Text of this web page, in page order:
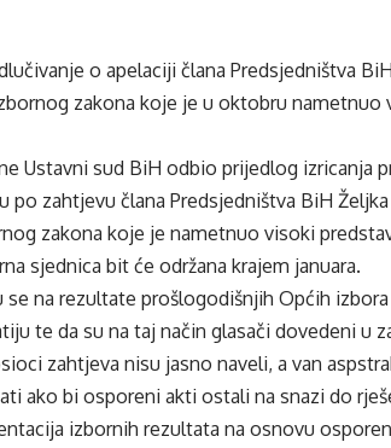
o apelaciji člana Predsjedništva
zakona koje je u oktobru nametnuo
Ustavni sud BiH odbio prijedlog izricanja
zahtjevu člana Predsjedništva BiH Željka
zakona koje je nametnuo visoki
sjednica bit će održana krajem januara.
na rezultate prošlogodišnjih Općih
te da su na taj način glasači dovedeni u
zahtjeva nisu jasno naveli, a van
ako bi osporeni akti ostali na snazi do
izbornih rezultata na osnovu